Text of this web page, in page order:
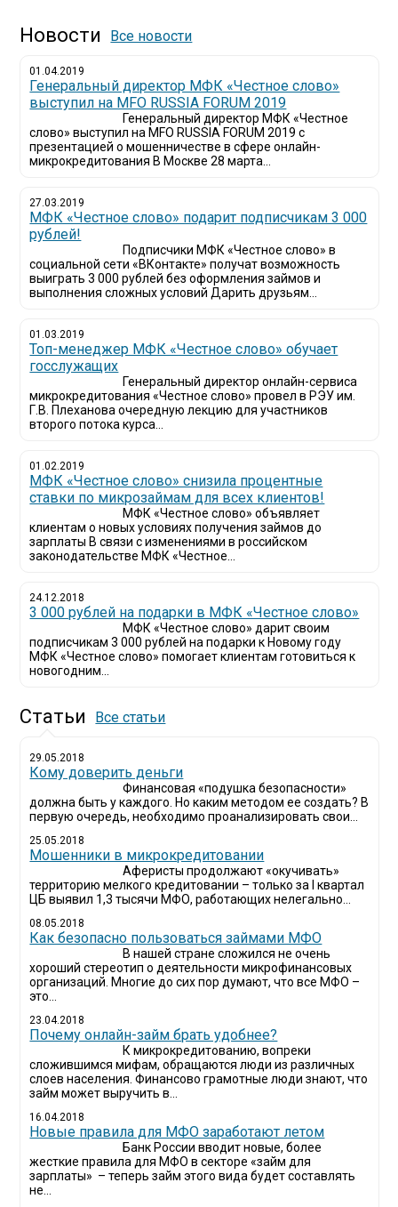
Новости Все новости
01.04.2019
Генеральный директор МФК «Честное слово»
выступил на MFO RUSSIA FORUM 2019
Генеральный директор МФК «Честное
слово» выступил на MFO RUSSIA FORUM 2019 с
презентацией о мошенничестве в сфере онлайн-
микрокредитования В Москве 28 марта...
27.03.2019
МФК «Честное слово» подарит подписчикам 3 000
рублей!
Подписчики МФК «Честное слово» в
социальной сети «ВКонтакте» получат возможность
выиграть 3 000 рублей без оформления займов и
выполнения сложных условий Дарить друзьям...
01.03.2019
Топ-менеджер МФК «Честное слово» обучает
госслужащих
Генеральный директор онлайн-сервиса
микрокредитования «Честное слово» провел в РЭУ им.
Г.В. Плеханова очередную лекцию для участников
второго потока курса...
01.02.2019
МФК «Честное слово» снизила процентные
ставки по микрозаймам для всех клиентов!
МФК «Честное слово» объявляет
клиентам о новых условиях получения займов до
зарплаты В связи с изменениями в российском
законодательстве МФК «Честное...
24.12.2018
3 000 рублей на подарки в МФК «Честное слово»
МФК «Честное слово» дарит своим
подписчикам 3 000 рублей на подарки к Новому году
МФК «Честное слово» помогает клиентам готовиться к
новогодним...
Статьи Все статьи
29.05.2018
Кому доверить деньги
Финансовая «подушка безопасности»
должна быть у каждого. Но каким методом ее создать? В
первую очередь, необходимо проанализировать свои...
25.05.2018
Мошенники в микрокредитовании
Аферисты продолжают «окучивать»
территорию мелкого кредитовании – только за I квартал
ЦБ выявил 1,3 тысячи МФО, работающих нелегально...
08.05.2018
Как безопасно пользоваться займами МФО
В нашей стране сложился не очень
хороший стереотип о деятельности микрофинансовых
организаций. Многие до сих пор думают, что все МФО –
это...
23.04.2018
Почему онлайн-займ брать удобнее?
К микрокредитованию, вопреки
сложившимся мифам, обращаются люди из различных
слоев населения. Финансово грамотные люди знают, что
займ может выручить в...
16.04.2018
Новые правила для МФО заработают летом
Банк России вводит новые, более
жесткие правила для МФО в секторе «займ для
зарплаты» – теперь займ этого вида будет составлять
не...